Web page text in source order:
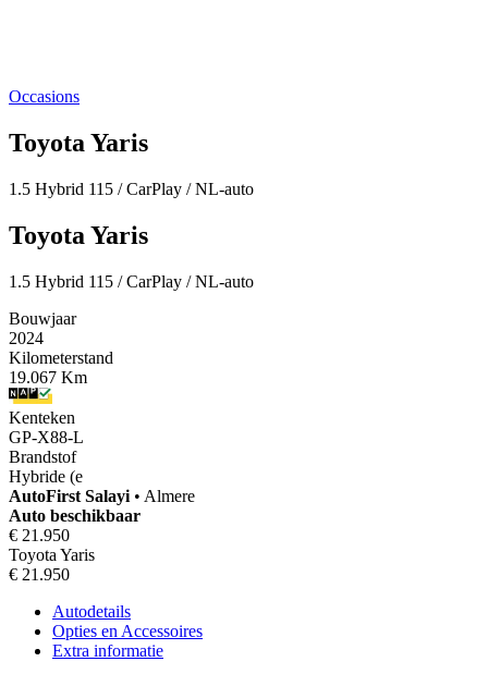
Occasions
Toyota Yaris
1.5 Hybrid 115 / CarPlay / NL-auto
Toyota Yaris
1.5 Hybrid 115 / CarPlay / NL-auto
Bouwjaar
2024
Kilometerstand
19.067 Km
Kenteken
GP-X88-L
Brandstof
Hybride (e
AutoFirst Salayi • Almere
Auto beschikbaar
€ 21.950
Toyota Yaris
€ 21.950
Autodetails
Opties en Accessoires
Extra informatie